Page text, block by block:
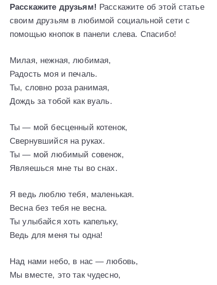
Расскажите друзьям! Расскажите об этой статье
своим друзьям в любимой социальной сети с
помощью кнопок в панели слева. Спасибо!
Милая, нежная, любимая,
Радость моя и печаль.
Ты, словно роза ранимая,
Дождь за тобой как вуаль.
Ты — мой бесценный котенок,
Свернувшийся на руках.
Ты — мой любимый совенок,
Являешься мне ты во снах.
Я ведь люблю тебя, маленькая.
Весна без тебя не весна.
Ты улыбайся хоть капельку,
Ведь для меня ты одна!
Над нами небо, в нас — любовь,
Мы вместе, это так чудесно,